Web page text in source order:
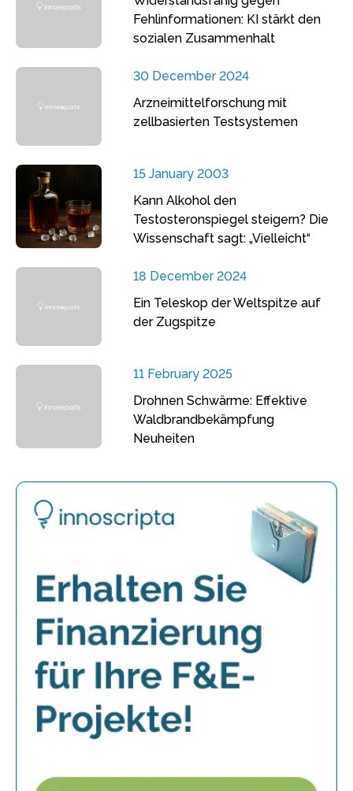
Fehlinformationen: KI stärkt den
sozialen Zusammenhalt
30 December 2024
Arzneimittelforschung mit
zellbasierten Testsystemen
15 January 2003
Kann Alkohol den
Testosteronspiegel steigern? Die
Wissenschaft sagt: „Vielleicht“
18 December 2024
Ein Teleskop der Weltspitze auf
der Zugspitze
11 February 2025
Drohnen Schwärme: Effektive
Waldbrandbekämpfung
Neuheiten